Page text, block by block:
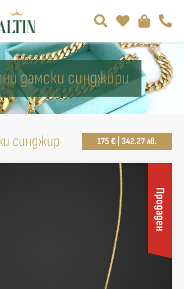
дамски синджири
синджир 175 € | 342.27 лв.
Продаден